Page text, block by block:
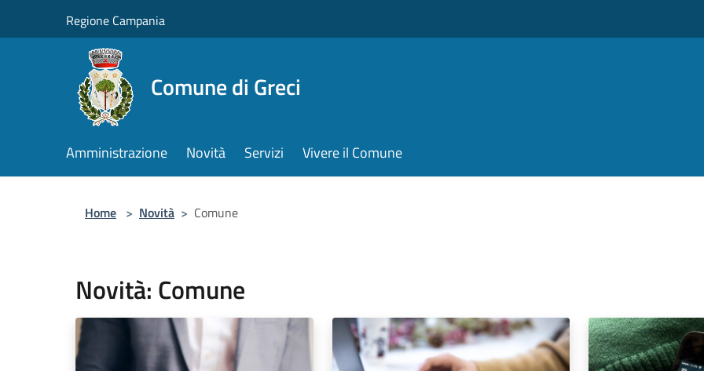
Regione Campania
Comune di Greci
Amministrazione Novità Servizi Vivere il Comune
Home > Novità > Comune
Novità: Comune